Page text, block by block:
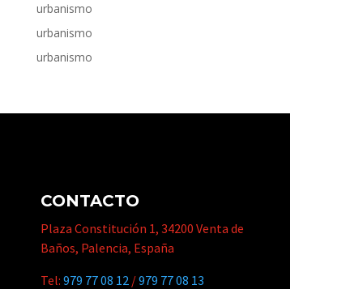
urbanismo
urbanismo
urbanismo
CONTACTO
Plaza Constitución 1, 34200 Venta de
Baños, Palencia, España
Tel: 979 77 08 12 /979 77 08 13